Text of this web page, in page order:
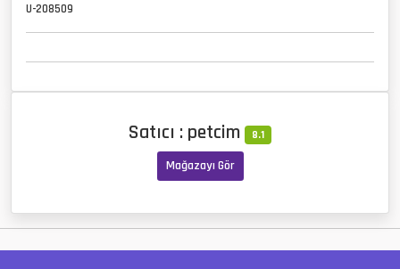
U-208509
Satıcı : petcim 8.1
Mağazayı Gör